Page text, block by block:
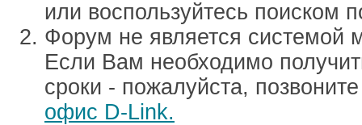
или воспользуйтесь поиском
Форум не является системой
Если Вам необходимо
сроки - пожалуйста,
офис D-Link.